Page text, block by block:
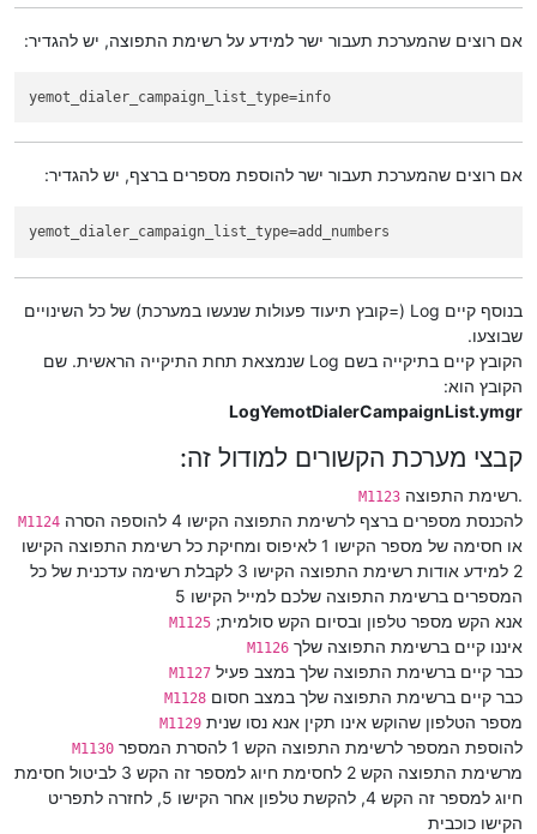
אם רוצים שהמערכת תעבור ישר למידע על רשימת התפוצה, יש להגדיר:
yemot_dialer_campaign_list_type=info
אם רוצים שהמערכת תעבור ישר להוספת מספרים ברצף, יש להגדיר:
yemot_dialer_campaign_list_type=add_numbers
בנוסף קיים Log (=קובץ תיעוד פעולות שנעשו במערכת) של כל השינויים
שבוצעו.
הקובץ קיים בתיקייה בשם Log שנמצאת תחת התיקייה הראשית. שם
הקובץ הוא:
LogYemotDialerCampaignList.ymgr
קבצי מערכת הקשורים למודול זה:
M1123 רשימת התפוצה.
M1124
או חסימה של מספר הקישו 1 לאיפוס ומחיקת כל רשימת התפוצה הקישו
2 למידע אודות רשימת התפוצה הקישו 3 לקבלת רשימה עדכנית של כל
המספרים ברשימת התפוצה שלכם למייל הקישו 5
M1125 ;אנא הקש מספר טלפון ובסיום הקש סולמית
M1126 איננו קיים ברשימת התפוצה שלך
M1127 כבר קיים ברשימת התפוצה שלך במצב פעיל
M1128 כבר קיים ברשימת התפוצה שלך במצב חסום
M1129 מספר הטלפון שהוקש אינו תקין אנא נסו שנית
M1130
מרשימת התפוצה הקש 2 לחסימת חיוג למספר זה הקש 3 לביטול חסימת
חיוג למספר זה הקש 4, להקשת טלפון אחר הקישו 5, לחזרה לתפריט
הקישו כוכבית